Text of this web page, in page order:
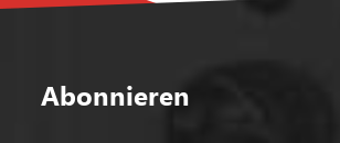
Abonnieren